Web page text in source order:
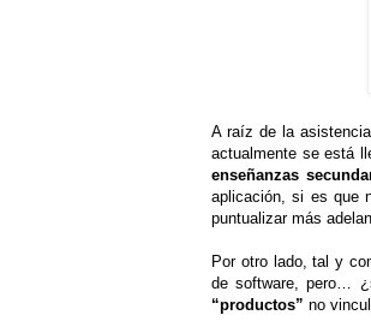
A raíz de la
actualmente se está
enseñanzas
aplicación, si es que
puntualizar más
Por otro lado, tal y
de software, pero…
“productos” no